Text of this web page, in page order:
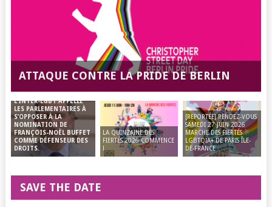
ATTAQUE CONTRE LA PRIDE DE BERLIN
L’INTER-LGBT APPELLE
LES PARLEMENTAIRES À
S’OPPOSER À LA
NOMINATION DE
FRANÇOIS-NOËL BUFFET
COMME DÉFENSEUR DES
DROITS.
[REPORTÉE] RENDEZ-VOUS
SAMEDI 27 JUIN 2026
MARCHE DES FIERTÉS
LGBTQIA+ DE PARIS ÎLE-
DE-FRANCE
LA QUINZAINE DES
FIERTÉS 2026 COMMENCE
!
SAVE THE DATE